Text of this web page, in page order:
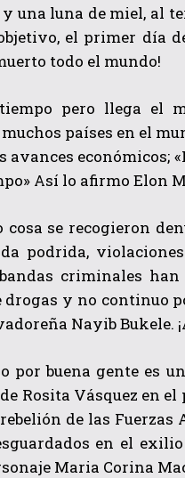
.
una luna de miel, al
el primer día
todo el mundo!
pero llega el
países en el
avances
Así lo afirmo Elon
se recogieron
podrida,
criminales
y no continuo
Nayib Bukele.
buena gente es
Rosita Vásquez en
de las Fuerzas
en el
Maria Corina